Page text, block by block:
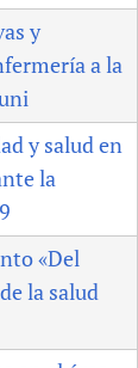
y
a la
y salud en
la
«Del
la salud